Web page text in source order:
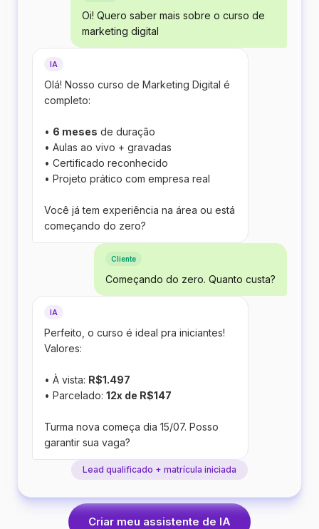
Oi! Quero saber mais sobre o curso de
marketing digital
IA
Olá! Nosso curso de Marketing Digital é
completo:
• 6 meses de duração
• Aulas ao vivo + gravadas
• Certificado reconhecido
• Projeto prático com empresa real
Você já tem experiência na área ou está
começando do zero?
Cliente
Começando do zero. Quanto custa?
IA
Perfeito, o curso é ideal pra iniciantes!
Valores:
• À vista: R$1.497
• Parcelado: 12x de R$147
Turma nova começa dia 15/07. Posso
garantir sua vaga?
Lead qualificado + matrícula iniciada
Criar meu assistente de IA